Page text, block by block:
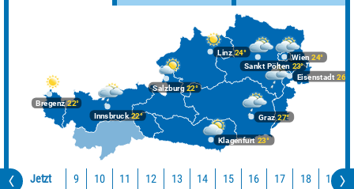
Bregenz22°
Graz27°
Innsbruck22°
Klagenfurt 23°
Linz24°
Salzburg22°
Wien 24°
Eisenstadt 26°
Sankt Pölten 23°
Jetzt 9 10 11 12 13 14 15 16 17 18 19